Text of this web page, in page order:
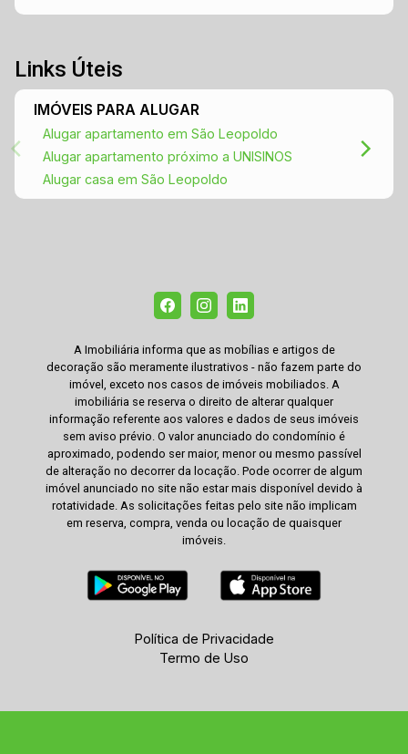
Links Úteis
IMÓVEIS PARA ALUGAR
Alugar apartamento em São Leopoldo
Alugar apartamento próximo a UNISINOS
Alugar casa em São Leopoldo
A Imobiliária informa que as mobílias e artigos de
decoração são meramente ilustrativos - não fazem parte do
imóvel, exceto nos casos de imóveis mobiliados. A
imobiliária se reserva o direito de alterar qualquer
informação referente aos valores e dados de seus imóveis
sem aviso prévio. O valor anunciado do condomínio é
aproximado, podendo ser maior, menor ou mesmo passível
de alteração no decorrer da locação. Pode ocorrer de algum
imóvel anunciado no site não estar mais disponível devido à
rotatividade. As solicitações feitas pelo site não implicam
em reserva, compra, venda ou locação de quaisquer
imóveis.
Política de Privacidade
Termo de Uso